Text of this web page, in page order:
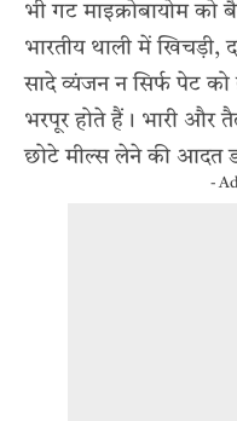
भी गट माइक्रोबायोम
भारतीय थाली में
सादे व्यंजन न सिर्फ पेट
भरपूर होते हैं। भारी और
छोटे मील्स लेने की आदत
-